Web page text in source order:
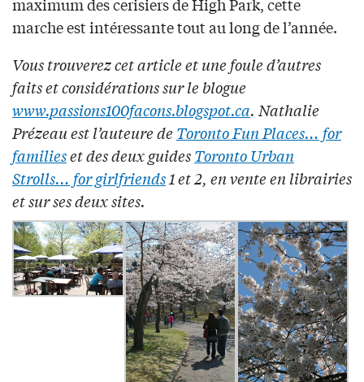
maximum des cerisiers de High Park, cette
marche est intéressante tout au long de l’année.
Vous trouverez cet article et une foule d’autres
faits et considérations sur le blogue
www.passions100facons.blogspot.ca. Nathalie
Prézeau est l’auteure de Toronto Fun Places… for
familieset des deux guidesToronto Urban
Strolls… for girlfriends1 et 2, en vente en librairies
et sur ses deux sites.